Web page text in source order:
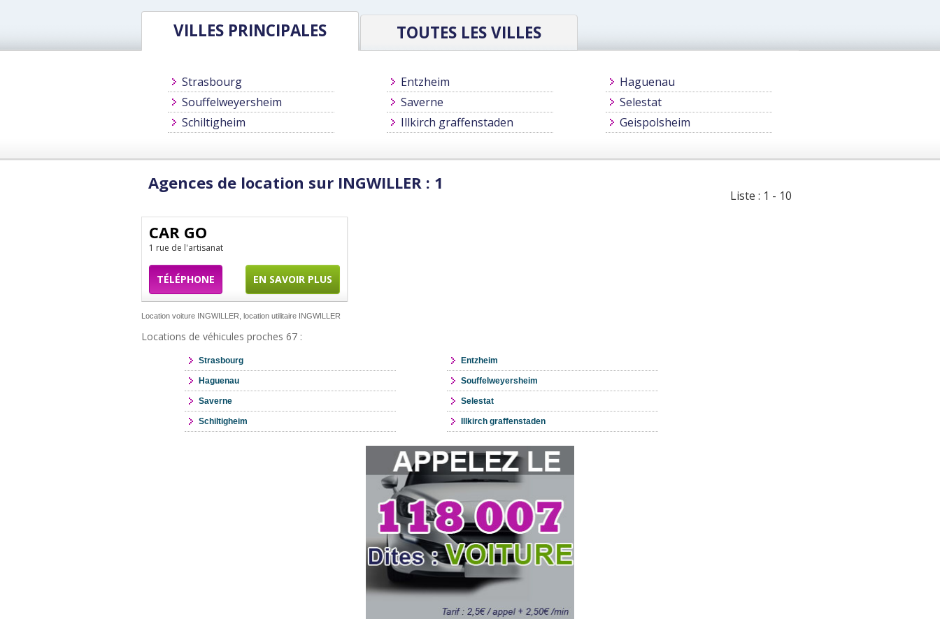
VILLES PRINCIPALES TOUTES LES VILLES
Strasbourg Entzheim
Haguenau
Souffelweyersheim
Saverne
Selestat
Schiltigheim
Illkirch graffenstaden Geispolsheim
Agences de location sur INGWILLER : 1
Liste : 1 - 10
CAR GO
1 rue de l'artisanat
TÉLÉPHONE EN SAVOIR PLUS
Location voiture INGWILLER, location utilitaire INGWILLER
Locations de véhicules proches 67 :
Strasbourg Entzheim
Haguenau Souffelweyersheim
Saverne Selestat
Schiltigheim Illkirch graffenstaden